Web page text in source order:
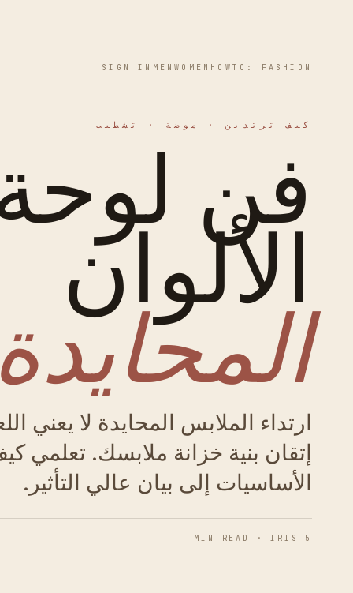
HOWTO: FASHION
WOMEN
MEN
SIGN IN
كيف ترتدين · موضة · تشطيب
فن
الألوان
ارتداء الملابس المحايدة لا يعني
إتقان بنية خزانة ملابسك. تعلمي
الأساسيات إلى بيان عالي التأثير.
5 MIN READ · IRIS